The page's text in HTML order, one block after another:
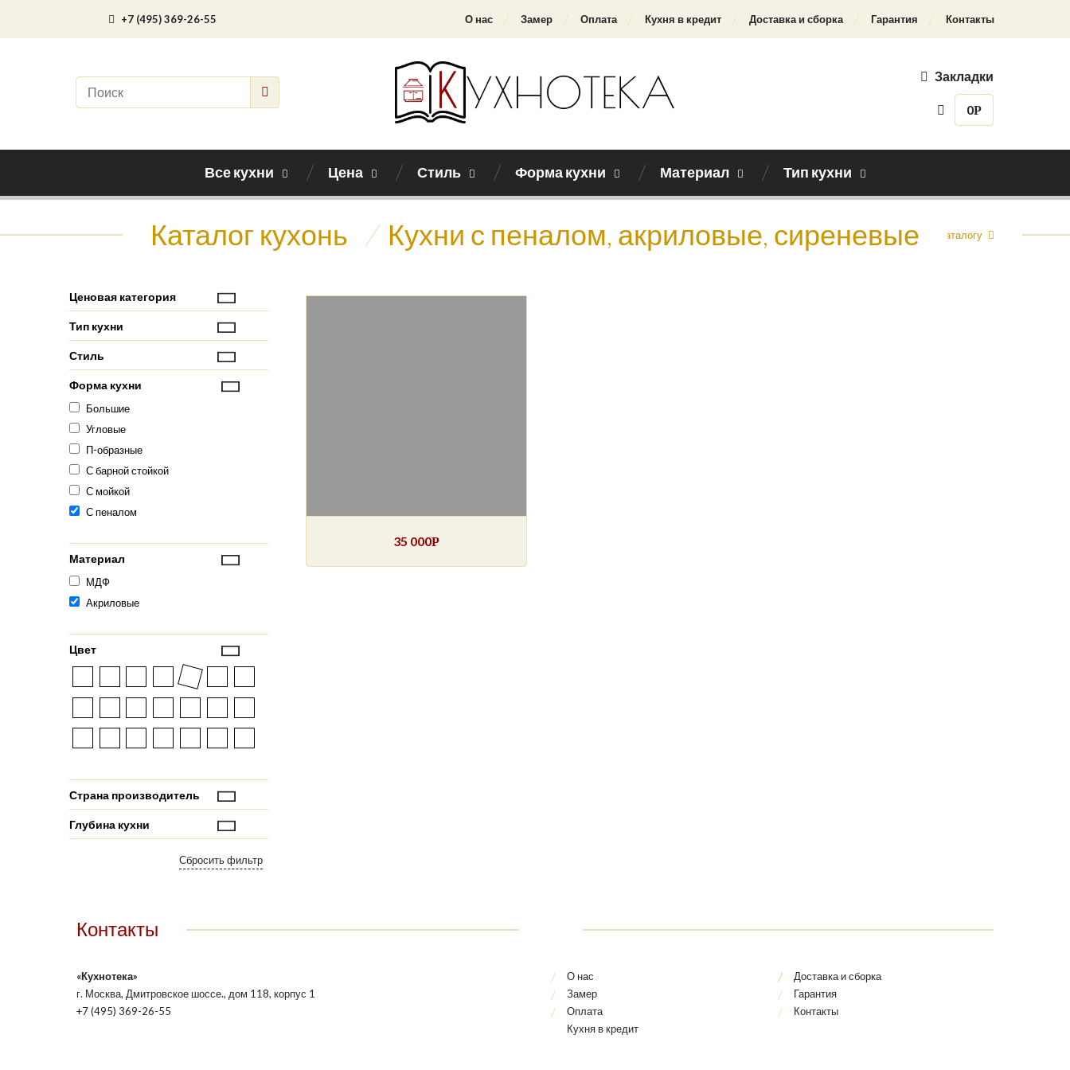
+7 (495) 369-26-55 О нас Замер Оплата Кухня в кредит Доставка и сборка Гарантия Контакты
Закладки
0Р
Все кухни Цена Стиль Форма кухни Материал Тип кухни
Каталог кухонь / Кухни с пеналом, акриловые, сиреневыеНазад к каталогу
35 000Р
Ценовая категория
Тип кухни
Стиль
Форма кухни
Большие
Угловые
П-образные
С барной стойкой
С мойкой
С пеналом
Материал
МДФ
Акриловые
Цвет
Страна производитель
Глубина кухни
Контакты
«Кухнотека»
г. Москва, Дмитровское шоссе., дом 118, корпус 1
+7 (495) 369-26-55
О нас
Замер
Оплата
Кухня в кредит
Доставка и сборка
Гарантия
Контакты